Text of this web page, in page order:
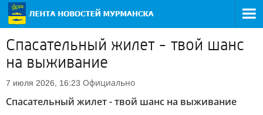
Спасательный жилет - твой шанс
на выживание
7 июля 2026, 16:23 Официально
Спасательный жилет - твой шанс на выживание